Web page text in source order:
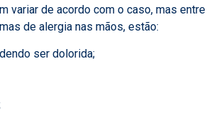
variar de acordo com o caso, mas entre
de alergia nas mãos, estão:
ser dolorida;